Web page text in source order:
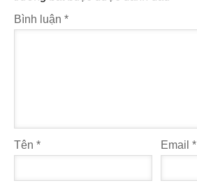
Bình luận *
Tên * Email*